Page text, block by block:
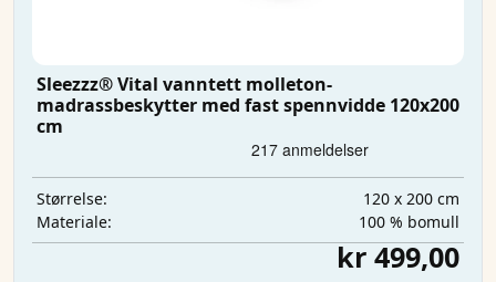
Sleezzz® Vital vanntett molleton-
madrassbeskytter med fast spennvidde 120x200
cm
Størrelse:
120 x 200 cm
Materiale:
100 % bomull
kr 499,00